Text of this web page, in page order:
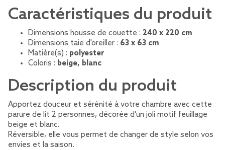
Caractéristiques du produit
Dimensions housse de couette : 240 x 220 cm
Dimensions taie d'oreiller : 63 x 63 cm
Matière(s) : polyester
Coloris : beige, blanc
Description du produit
Apportez douceur et sérénité à votre chambre avec cette
parure de lit 2 personnes, décorée d'un joli motif feuillage
beige et blanc.
Réversible, elle vous permet de changer de style selon vos
envies et la saison.